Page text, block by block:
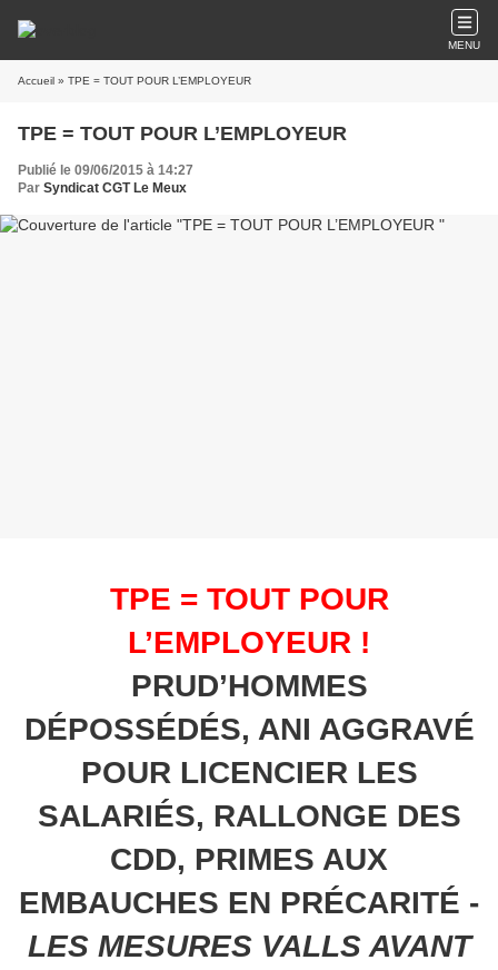
MENU
Accueil » TPE = TOUT POUR L’EMPLOYEUR
TPE = TOUT POUR L’EMPLOYEUR
Publié le 09/06/2015 à 14:27
Par Syndicat CGT Le Meux
TPE = TOUT POUR
L’EMPLOYEUR !
PRUD’HOMMES
DÉPOSSÉDÉS, ANI AGGRAVÉ
POUR LICENCIER LES
SALARIÉS, RALLONGE DES
CDD, PRIMES AUX
EMBAUCHES EN PRÉCARITÉ -
LES MESURES VALLS AVANT